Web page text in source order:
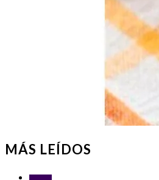
MÁS LEÍDOS